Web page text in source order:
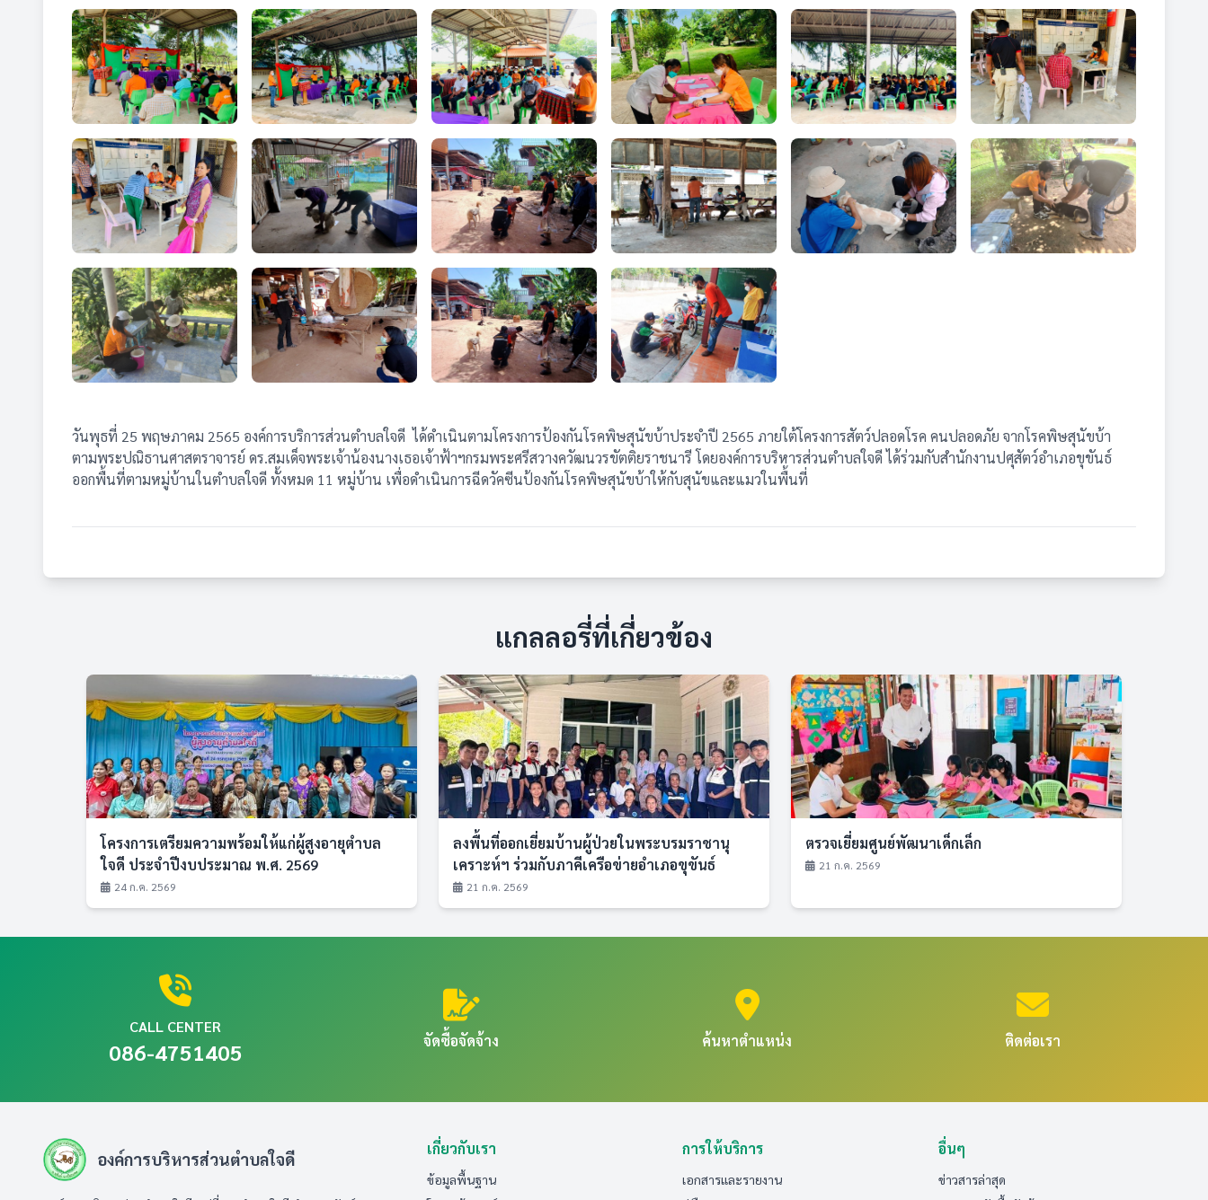
วันพุธที่ 25 พฤษภาคม 2565 องค์การบริการส่วนตำบลใจดี ได้ดำเนินตามโครงการป้องกันโรคพิษสุนัขบ้าประจำปี 2565 ภายใต้โครงการสัตว์ปลอดโรค คนปลอดภัย จากโรคพิษสุนัขบ้า
ตามพระปณิธานศาสตราจารย์ ดร.สมเด็จพระเจ้าน้องนางเธอเจ้าฟ้าฯกรมพระศรีสวางควัฒนวรขัตติยราชนารี โดยองค์การบริหารส่วนตำบลใจดี ได้ร่วมกับสำนักงานปศุสัตว์อำเภอขุขันธ์
ออกพื้นที่ตามหมู่บ้านในตำบลใจดี ทั้งหมด 11 หมู่บ้าน เพื่อดำเนินการฉีดวัคซีนป้องกันโรคพิษสุนัขบ้าให้กับสุนัขและแมวในพื้นที่
แกลลอรี่ที่เกี่ยวข้อง
โครงการเตรียมความพร้อมให้แก่ผู้สูงอายุตำบล
ใจดี ประจำปีงบประมาณ พ.ศ. 2569
24 ก.ค. 2569
ลงพื้นที่ออกเยี่ยมบ้านผู้ป่วยในพระบรมราชานุ
เคราะห์ฯ ร่วมกับภาคีเครือข่ายอำเภอขุขันธ์
21 ก.ค. 2569
ตรวจเยี่ยมศูนย์พัฒนาเด็กเล็ก
21 ก.ค. 2569
CALL CENTER
086-4751405 จัดซื้อจัดจ้าง ค้นหาตำแหน่ง ติดต่อเรา
องค์การบริหารส่วนตำบลใจดี
เกี่ยวกับเรา
ข้อมูลพื้นฐาน
การให้บริการ
เอกสารและรายงาน
อื่นๆ
ข่าวสารล่าสุด